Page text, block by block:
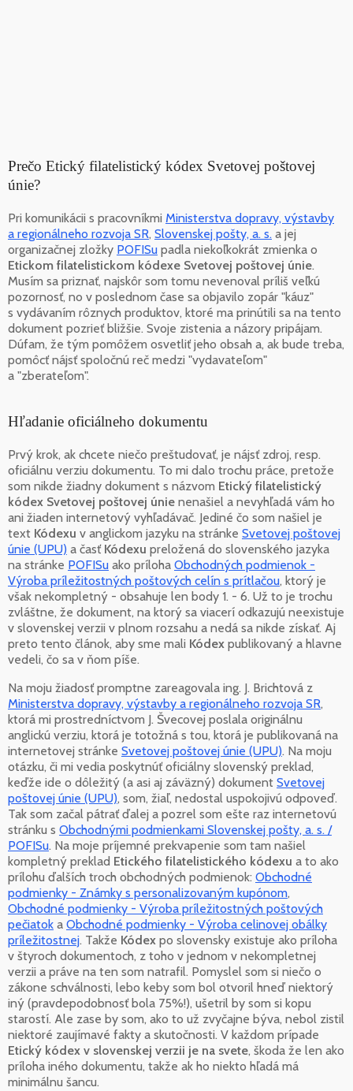
Prečo Etický filatelistický kódex Svetovej poštovej
únie?
Pri komunikácii s pracovníkmi Ministerstva dopravy, výstavby
a regionálneho rozvoja SR, Slovenskej pošty, a. s. a jej
organizačnej zložky POFISu padla niekoľkokrát zmienka o
Etickom filatelistickom kódexe Svetovej poštovej únie.
Musím sa priznať, najskôr som tomu nevenoval príliš veľkú
pozornosť, no v poslednom čase sa objavilo zopár "káuz"
s vydávaním rôznych produktov, ktoré ma prinútili sa na tento
dokument pozrieť bližšie. Svoje zistenia a názory pripájam.
Dúfam, že tým pomôžem osvetliť jeho obsah a, ak bude treba,
pomôcť nájsť spoločnú reč medzi "vydavateľom"
a "zberateľom".
Hľadanie oficiálneho dokumentu
Prvý krok, ak chcete niečo preštudovať, je nájsť zdroj, resp.
oficiálnu verziu dokumentu. To mi dalo trochu práce, pretože
som nikde žiadny dokument s názvom Etický filatelistický
kódex Svetovej poštovej únie nenašiel a nevyhľadá vám ho
ani žiaden internetový vyhľadávač. Jediné čo som našiel je
text Kódexu v anglickom jazyku na stránke Svetovej poštovej
únie (UPU) a časť Kódexu preložená do slovenského jazyka
na stránke POFISu ako príloha Obchodných podmienok -
Výroba príležitostných poštových celín s prítlačou, ktorý je
však nekompletný - obsahuje len body 1. - 6. Už to je trochu
zvláštne, že dokument, na ktorý sa viacerí odkazujú neexistuje
v slovenskej verzii v plnom rozsahu a nedá sa nikde získať. Aj
preto tento článok, aby sme mali Kódex publikovaný a hlavne
vedeli, čo sa v ňom píše.
Na moju žiadosť promptne zareagovala ing. J. Brichtová z
Ministerstva dopravy, výstavby a regionálneho rozvoja SR,
ktorá mi prostredníctvom J. Švecovej poslala originálnu
anglickú verziu, ktorá je totožná s tou, ktorá je publikovaná na
internetovej stránke Svetovej poštovej únie (UPU). Na moju
otázku, či mi vedia poskytnúť oficiálny slovenský preklad,
keďže ide o dôležitý (a asi aj záväzný) dokument Svetovej
poštovej únie (UPU), som, žiaľ, nedostal uspokojivú odpoveď.
Tak som začal pátrať ďalej a pozrel som ešte raz internetovú
stránku s Obchodnými podmienkami Slovenskej pošty, a. s. /
POFISu. Na moje príjemné prekvapenie som tam našiel
kompletný preklad Etického filatelistického kódexu a to ako
prílohu ďalších troch obchodných podmienok: Obchodné
podmienky - Známky s personalizovaným kupónom,
Obchodné podmienky - Výroba príležitostných poštových
pečiatok a Obchodné podmienky - Výroba celinovej obálky
príležitostnej. Takže Kódex po slovensky existuje ako príloha
v štyroch dokumentoch, z toho v jednom v nekompletnej
verzii a práve na ten som natrafil. Pomyslel som si niečo o
zákone schválnosti, lebo keby som bol otvoril hneď niektorý
iný (pravdepodobnosť bola 75%!), ušetril by som si kopu
starostí. Ale zase by som, ako to už zvyčajne býva, nebol zistil
niektoré zaujímavé fakty a skutočnosti. V každom prípade
Etický kódex v slovenskej verzii je na svete, škoda že len ako
príloha iného dokumentu, takže ak ho niekto hľadá má
minimálnu šancu.